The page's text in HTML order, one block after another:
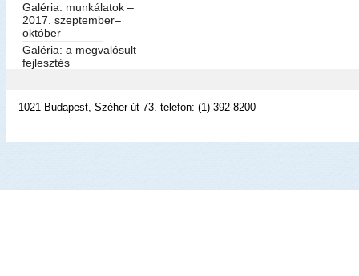
Galéria: munkálatok –
2017. szeptember–
október
Galéria: a megvalósult
fejlesztés
1021 Budapest, Széher út 73. telefon: (1) 392 8200